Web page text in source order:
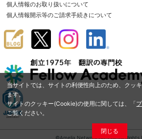
当サイトでは、サイトの利便性向上のため、クッ
ます。
サイトのクッキー(Cookie)の使用に関しては、「
ご覧ください。
閉じる
個人情報のお取り扱いについて
個人情報開示等のご請求手続きについて
©Amelia Network Co.,Ltd. All Rights